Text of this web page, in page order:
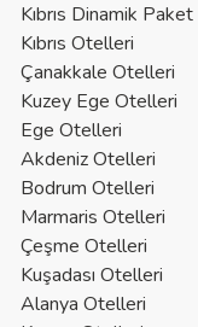
Kıbrıs Dinamik Paket
Kıbrıs Otelleri
Çanakkale Otelleri
Kuzey Ege Otelleri
Ege Otelleri
Akdeniz Otelleri
Bodrum Otelleri
Marmaris Otelleri
Çeşme Otelleri
Kuşadası Otelleri
Alanya Otelleri